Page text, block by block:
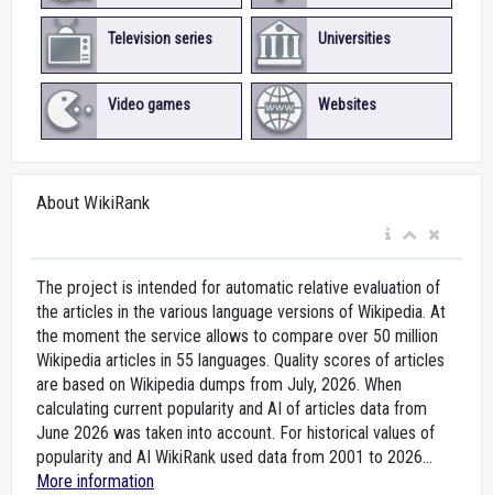
Television series Universities
Video games Websites
About WikiRank
The project is intended for automatic relative evaluation of
the articles in the various language versions of Wikipedia. At
the moment the service allows to compare over 50 million
Wikipedia articles in 55 languages. Quality scores of articles
are based on Wikipedia dumps from July, 2026. When
calculating current popularity and AI of articles data from
June 2026 was taken into account. For historical values of
popularity and AI WikiRank used data from 2001 to 2026...
More information